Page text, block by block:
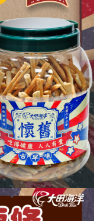
易完成。
您需要取消訂單，請聯絡
效，需透過AFTEE先享
面顯示為準，若有關於
請聯繫「AFTEE先享後付
support/home
先享後付」服務完成之交
交易相關給付款項請求債
人之同意方可使用
失，本公司不負相關責
之用戶狀況，依本公司即
形，本公司將視審查結果
發現惡意使用之情形，